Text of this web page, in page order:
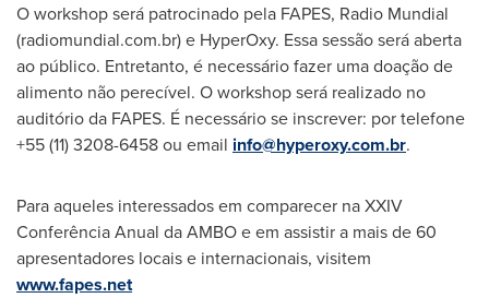
O workshop será patrocinado pela FAPES, Radio Mundial
(radiomundial.com.br) e HyperOxy. Essa sessão será aberta
ao público. Entretanto, é necessário fazer uma doação de
alimento não perecível. O workshop será realizado no
auditório da FAPES. É necessário se inscrever: por telefone
+55 (11) 3208-6458 ou email info@hyperoxy.com.br.
Para aqueles interessados em comparecer na XXIV
Conferência Anual da AMBO e em assistir a mais de 60
apresentadores locais e internacionais, visitem
www.fapes.net